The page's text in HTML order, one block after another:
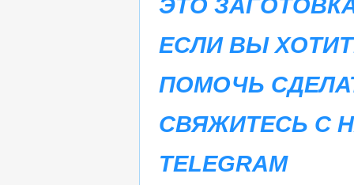
ЭТО
ЕСЛИ ВЫ
ПОМОЧЬ
СВЯЖИТЕСЬ С
TELEGRAM